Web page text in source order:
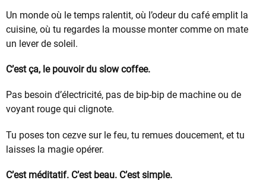
Un monde où le temps ralentit, où l’odeur du café emplit la
cuisine, où tu regardes la mousse monter comme on mate
un lever de soleil.
C’est ça, le pouvoir du slow coffee.
Pas besoin d’électricité, pas de bip-bip de machine ou de
voyant rouge qui clignote.
Tu poses ton cezve sur le feu, tu remues doucement, et tu
laisses la magie opérer.
C’est méditatif. C’est beau. C’est simple.